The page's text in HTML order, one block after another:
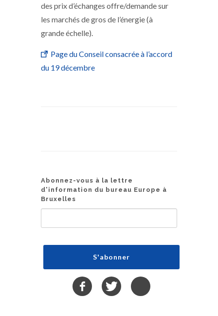
des prix d’échanges offre/demande sur
les marchés de gros de l’énergie (à
grande échelle).
Page du Conseil consacrée à l’accord
du 19 décembre
Abonnez-vous à la lettre
d'information du bureau Europe à
Bruxelles